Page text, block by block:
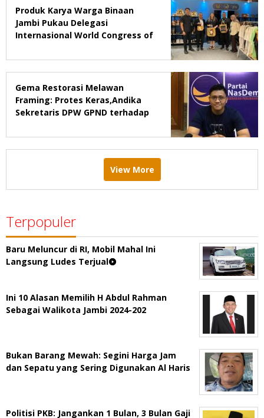
Produk Karya Warga Binaan
Jambi Pukau Delegasi
Internasional World Congress of
2026
Gema Restorasi Melawan
Framing: Protes Keras,Andika
Sekretaris DPW GPND terhadap
View More
Terpopuler
Baru Meluncur di RI, Mobil Mahal Ini
Langsung Ludes Terjual
Ini 10 Alasan Memilih H Abdul Rahman
Sebagai Walikota Jambi 2024-202
Bukan Barang Mewah: Segini Harga Jam
dan Sepatu yang Sering Digunakan Al Haris
Politisi PKB: Jangankan 1 Bulan, 3 Bulan Gaji